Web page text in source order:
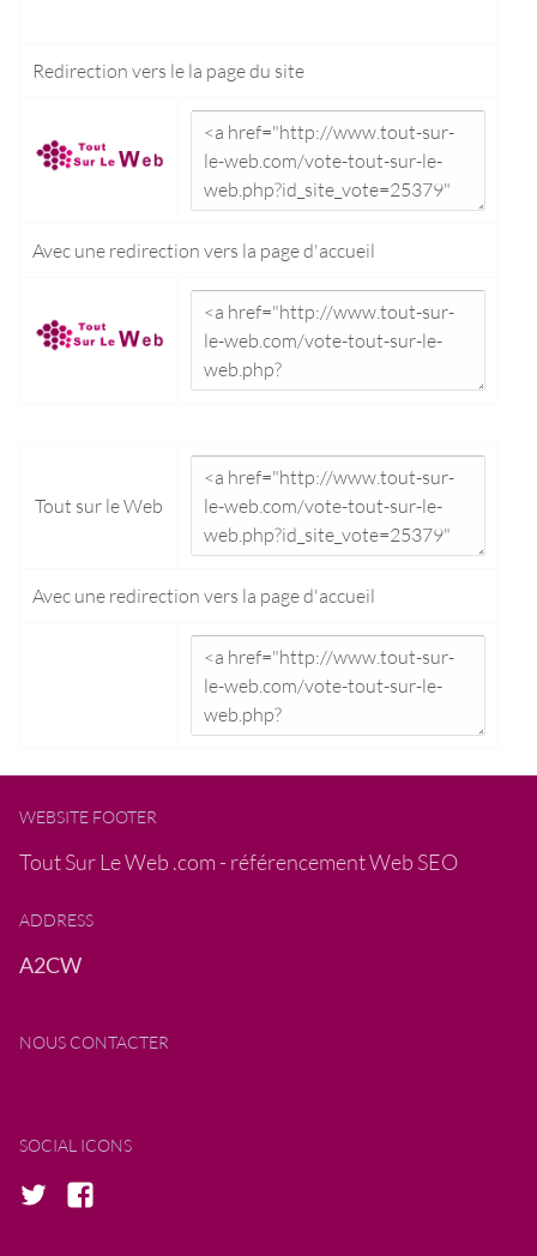
Redirection vers le la page du site
Avec une redirection vers la page d'accueil
Tout sur le Web
Avec une redirection vers la page d'accueil
WEBSITE FOOTER
Tout Sur Le Web .com - référencement Web SEO
ADDRESS
A2CW
NOUS CONTACTER
SOCIAL ICONS